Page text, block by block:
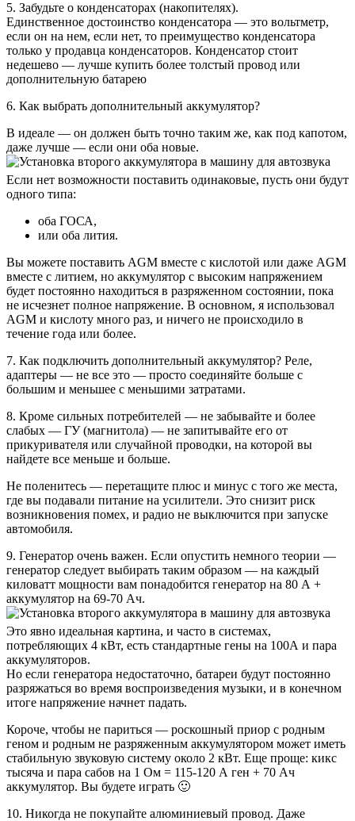
5. Забудьте о конденсаторах (накопителях).
Единственное достоинство конденсатора — это вольтметр,
если он на нем, если нет, то преимущество конденсатора
только у продавца конденсаторов. Конденсатор стоит
недешево — лучше купить более толстый провод или
дополнительную батарею
6. Как выбрать дополнительный аккумулятор?
В идеале — он должен быть точно таким же, как под капотом,
даже лучше — если они оба новые.
Если нет возможности поставить одинаковые, пусть они будут
одного типа:
оба ГОСА,
или оба лития.
Вы можете поставить AGM вместе с кислотой или даже AGM
вместе с литием, но аккумулятор с высоким напряжением
будет постоянно находиться в разряженном состоянии, пока
не исчезнет полное напряжение. В основном, я использовал
AGM и кислоту много раз, и ничего не происходило в
течение года или более.
7. Как подключить дополнительный аккумулятор? Реле,
адаптеры — не все это — просто соединяйте больше с
большим и меньшее с меньшими затратами.
8. Кроме сильных потребителей — не забывайте и более
слабых — ГУ (магнитола) — не запитывайте его от
прикуривателя или случайной проводки, на которой вы
найдете все меньше и больше.
Не поленитесь — перетащите плюс и минус с того же места,
где вы подавали питание на усилители. Это снизит риск
возникновения помех, и радио не выключится при запуске
автомобиля.
9. Генератор очень важен. Если опустить немного теории —
генератор следует выбирать таким образом — на каждый
киловатт мощности вам понадобится генератор на 80 А +
аккумулятор на 69-70 Ач.
Это явно идеальная картина, и часто в системах,
потребляющих 4 кВт, есть стандартные гены на 100А и пара
аккумуляторов.
Но если генератора недостаточно, батареи будут постоянно
разряжаться во время воспроизведения музыки, и в конечном
итоге напряжение начнет падать.
Короче, чтобы не париться — роскошный приор с родным
геном и родным не разряженным аккумулятором может иметь
стабильную звуковую систему около 2 кВт. Еще проще: кикс
тысяча и пара сабов на 1 Ом = 115-120 А ген + 70 Ач
аккумулятор. Вы будете играть 🙂
10. Никогда не покупайте алюминиевый провод. Даже